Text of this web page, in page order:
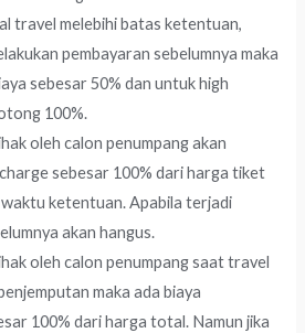
travel melebihi batas ketentuan,
pembayaran sebelumnya maka
sebesar 50% dan untuk high
100%.
oleh calon penumpang akan
sebesar 100% dari harga tiket
waktu ketentuan. Apabila terjadi
akan hangus.
oleh calon penumpang saat travel
maka ada biaya
100% dari harga total. Namun jika